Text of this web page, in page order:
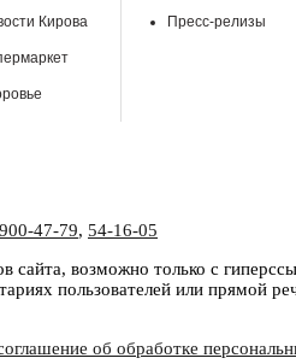
Кирова Пресс-релизы
47-79, 54-16-05
сайта, возможно только с
пользователей или прямой
об обработке